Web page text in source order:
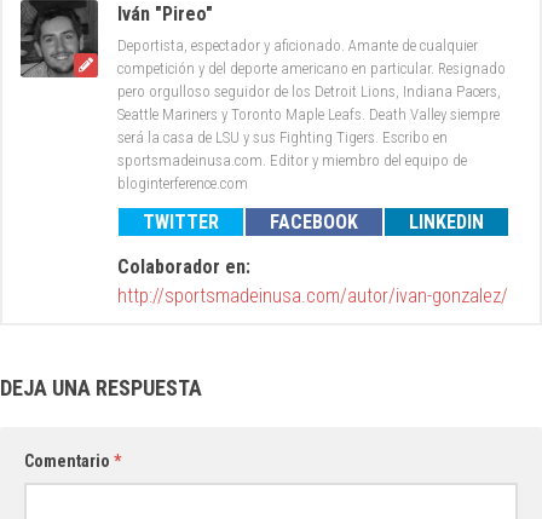
Iván "Pireo"
Deportista, espectador y aficionado. Amante de cualquier
competición y del deporte americano en particular. Resignado
pero orgulloso seguidor de los Detroit Lions, Indiana Pacers,
Seattle Mariners y Toronto Maple Leafs. Death Valley siempre
será la casa de LSU y sus Fighting Tigers. Escribo en
sportsmadeinusa.com. Editor y miembro del equipo de
bloginterference.com
TWITTER FACEBOOK
LINKEDIN
Colaborador en:
http://sportsmadeinusa.com/autor/ivan-gonzalez/
DEJA UNA RESPUESTA
Comentario *